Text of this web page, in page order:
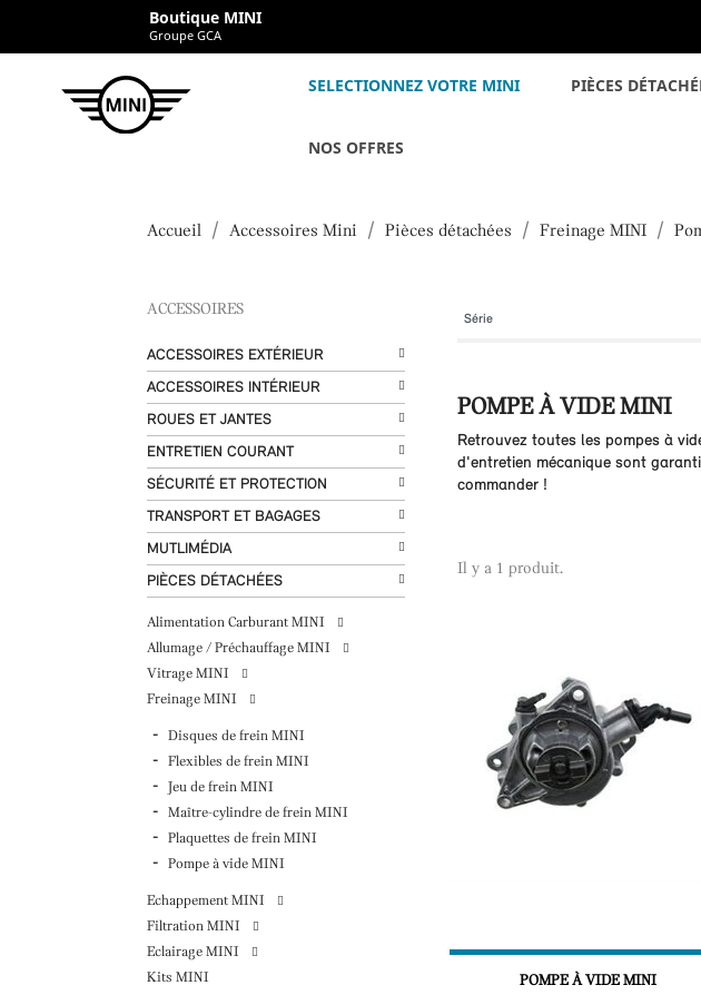
Boutique MINI
Groupe GCA
SELECTIONNEZ VOTRE MINI PIÈCES
NOS OFFRES
Accueil Accessoires Mini Pièces détachées Freinage MINI
ACCESSOIRES
ACCESSOIRES EXTÉRIEUR
ACCESSOIRES INTÉRIEUR
ROUES ET JANTES
ENTRETIEN COURANT
SÉCURITÉ ET PROTECTION
TRANSPORT ET BAGAGES
MUTLIMÉDIA
PIÈCES DÉTACHÉES
Alimentation Carburant MINI
Allumage / Préchauffage MINI
Vitrage MINI
Freinage MINI
Disques de frein MINI
Flexibles de frein MINI
Jeu de frein MINI
Maître-cylindre de frein MINI
Plaquettes de frein MINI
Pompe à vide MINI
Echappement MINI
Filtration MINI
Eclairage MINI
Kits MINI
POMPE À VIDE MINI
Retrouvez toutes les pompes à
d'entretien mécanique sont
commander !
Il y a 1 produit.
POMPE À VIDE MINI